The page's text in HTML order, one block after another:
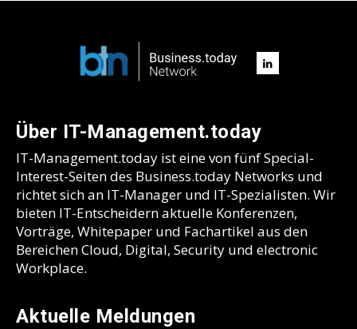
Über IT-Management.today
IT-Management.today ist eine von fünf Special-
Interest-Seiten des Business.today Networks und
richtet sich an IT-Manager und IT-Spezialisten. Wir
bieten IT-Entscheidern aktuelle Konferenzen,
Vorträge, Whitepaper und Fachartikel aus den
Bereichen Cloud, Digital, Security und electronic
Workplace.
Aktuelle Meldungen